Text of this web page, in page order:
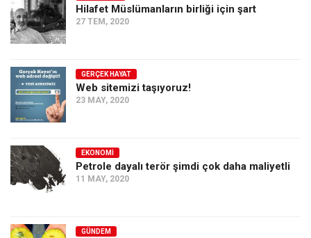
Hilafet Müslümanların birliği için şart
27 TEM, 2020
GERÇEK HAYAT
Web sitemizi taşıyoruz!
23 MAY, 2020
EKONOMI
Petrole dayalı terör şimdi çok daha maliyetli
11 MAY, 2020
GÜNDEM